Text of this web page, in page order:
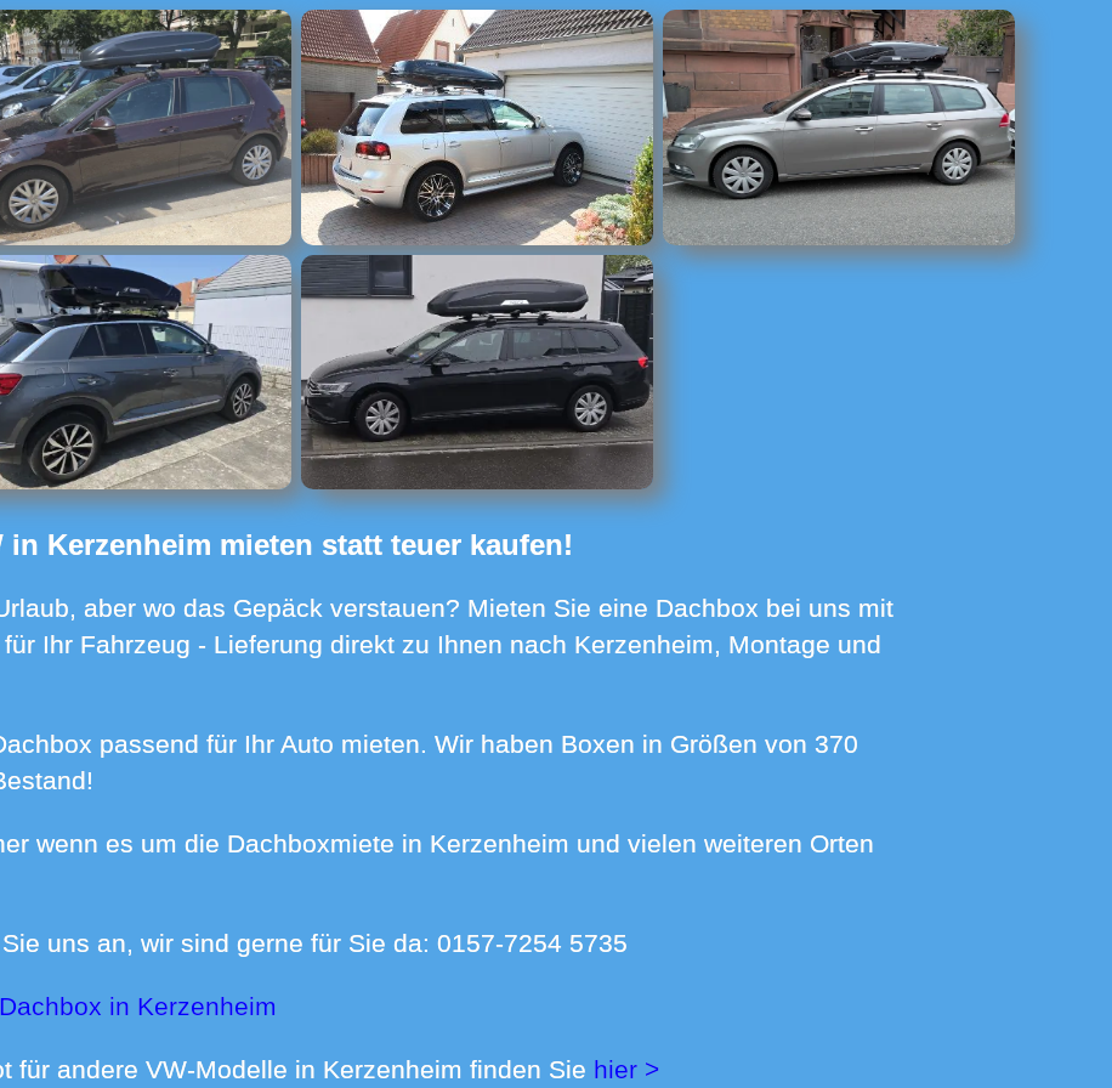
in Kerzenheim mieten statt teuer kaufen!
Ihr Fahrzeug - Lieferung direkt zu Ihnen nach Kerzenheim, Montage und
Sie uns an, wir sind gerne für Sie da: 0157-7254 5735
in Kerzenheim
für andere VW-Modelle in Kerzenheim finden Sie hier >